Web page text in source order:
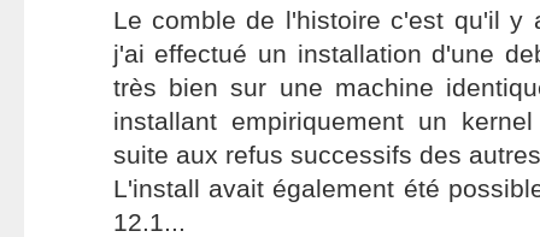
Le comble de l'histoire c'est qu'il y
j'ai effectué un installation d'une
très bien sur une machine
installant empiriquement un
suite aux refus successifs des
L'install avait également été
12.1...